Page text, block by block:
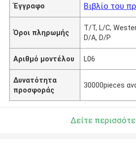
Έγγραφο Βιβλίο του
Όροι πληρωμής
T/T, L/C,
D/A, D/P
Αριθμό μοντέλου L06
Δυνατότητα
προσφοράς
30000pieces
Δείτε